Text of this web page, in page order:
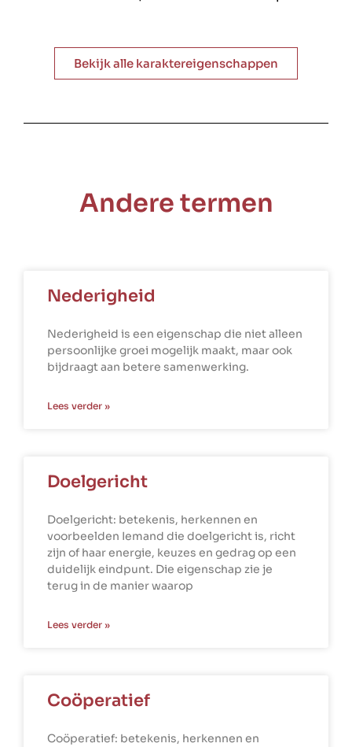
Bekijk alle karaktereigenschappen
Andere termen
Nederigheid
Nederigheid is een eigenschap die niet alleen
persoonlijke groei mogelijk maakt, maar ook
bijdraagt aan betere samenwerking.
Lees verder »
Doelgericht
Doelgericht: betekenis, herkennen en
voorbeelden Iemand die doelgericht is, richt
zijn of haar energie, keuzes en gedrag op een
duidelijk eindpunt. Die eigenschap zie je
terug in de manier waarop
Lees verder »
Coöperatief
Coöperatief: betekenis, herkennen en